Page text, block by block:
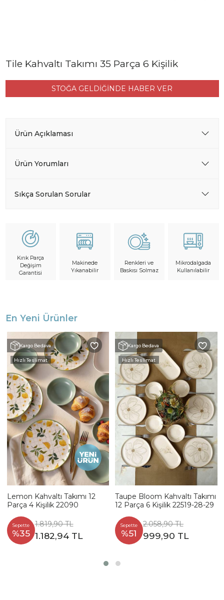
Tile Kahvaltı Takımı 35 Parça 6 Kişilik
STOĞA GELDİĞİNDE HABER VER
Ürün Açıklaması
Ürün Yorumları
Sıkça Sorulan Sorular
Kırık Parça
Değişim
Garantisi
Makinede
Yıkanabilir
Renkleri ve
Baskısı Solmaz
Mikrodalgada
Kullanılabilir
En Yeni Ürünler
Kargo Bedava
Hızlı Teslimat
Lemon Kahvaltı Takımı 12
Parça 4 Kişilik 22090
Sepette
%35
1.819,90 TL
1.182,94 TL
Kargo Bedava
Hızlı Teslimat
Taupe Bloom Kahvaltı Takımı
12 Parça 6 Kişilik 22519-28-29
Sepette
%51
2.058,90 TL
999,90 TL